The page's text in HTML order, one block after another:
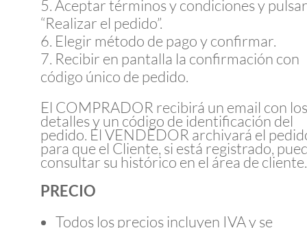
Aceptar términos y condiciones y
“Realizar el pedido”.
Elegir método de pago y confirmar.
Recibir en pantalla la confirmación con
código único de pedido.
El COMPRADOR recibirá un email con
detalles y un código de identificación del
pedido. El VENDEDOR archivará el
para que el Cliente, si está registrado,
consultar su histórico en el área de cliente.
PRECIO
Todos los precios incluyen IVA y se